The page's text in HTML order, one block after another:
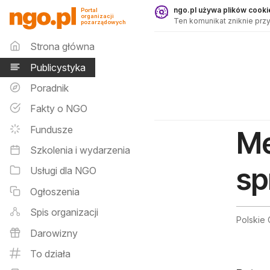
Publicystyka - ngo.pl
Portal
organizacji
pozarządowych
Menu główne
Strona główna
Publicystyka
Poradnik
Fakty o NGO
Fundusze
Szkolenia i wydarzenia
Usługi dla NGO
Ogłoszenia
Spis organizacji
Darowizny
To działa
ngo.pl używa plików
Ten komunikat zniknie
Polskie